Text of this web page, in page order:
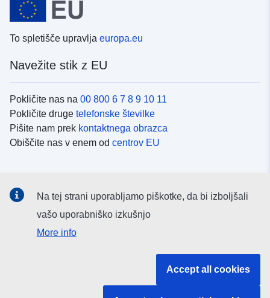
To spletišče upravlja europa.eu
Navežite stik z EU
Pokličite nas na 00 800 6 7 8 9 10 11
Pokličite druge telefonske številke
Pišite nam prek kontaktnega obrazca
Obiščite nas v enem od centrov EU
Iskanje podružbenih medijih EU
Na tej strani uporabljamo piškotke, da bi izboljšali
vašo uporabniško izkušnjo
More info
Accept all cookies